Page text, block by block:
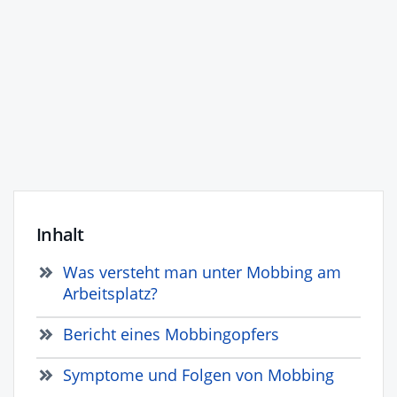
Inhalt
Was versteht man unter Mobbing am
Arbeitsplatz?
Bericht eines Mobbingopfers
Symptome und Folgen von Mobbing